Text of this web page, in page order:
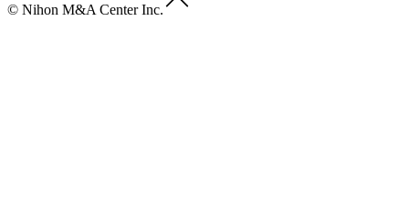
© Nihon M&A Center Inc.